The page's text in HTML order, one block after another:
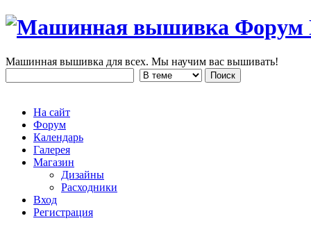
Машинная вышивка для всех. Мы научим вас вышивать!
На сайт
Форум
Календарь
Галерея
Магазин
Дизайны
Расходники
Вход
Регистрация